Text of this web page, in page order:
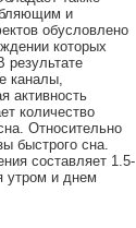
и
обусловлено
которых
результате
каналы,
активность
количество
Относительно
быстрого сна.
составляет 1.5-
утром и днем